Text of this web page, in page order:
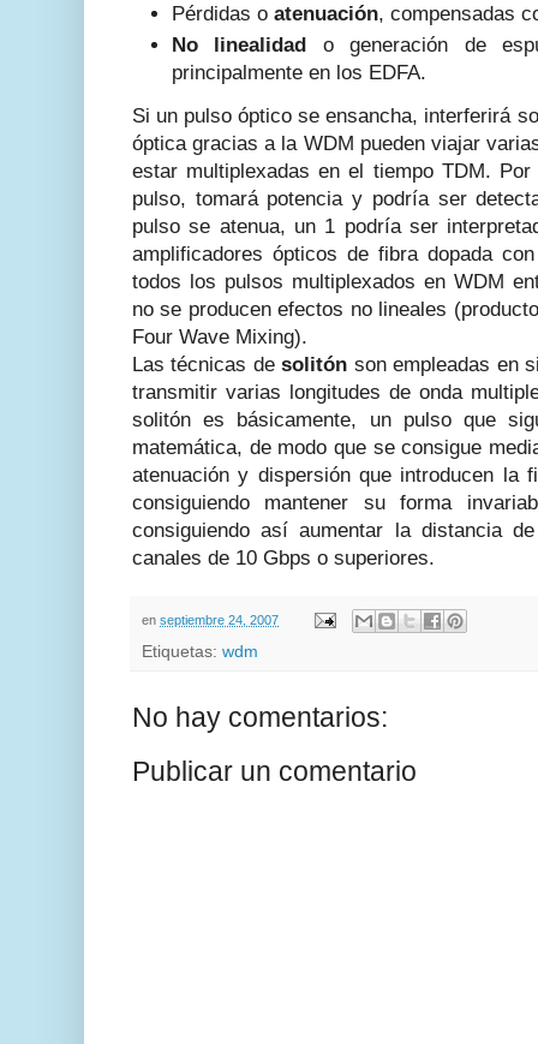
Pérdidas o atenuación, compensadas
No linealidad
o generación de
principalmente en los EDFA.
Si un pulso óptico se ensancha, interferirá
óptica gracias a la WDM pueden viajar
estar multiplexadas en el tiempo TDM.
pulso, tomará potencia y podría ser
pulso se atenua, un 1 podría ser
amplificadores ópticos de fibra dopada
todos los pulsos multiplexados en WDM
no se producen efectos no lineales
Four Wave Mixing).
Las técnicas desolitón son empleadas en
transmitir varias longitudes de onda
solitón es básicamente, un pulso que
matemática, de modo que se consigue
atenuación y dispersión que introducen la
consiguiendo mantener su forma
consiguiendo así aumentar la distancia
canales de 10 Gbps o superiores.
en septiembre 24, 2007
Etiquetas: wdm
No hay comentarios:
Publicar un comentario